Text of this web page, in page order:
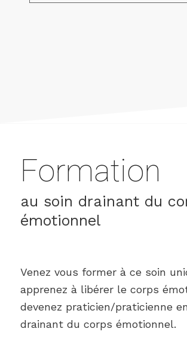
Formation
au soin drainant du
émotionnel
Venez vous former à ce soin
apprenez à libérer le corps
devenez praticien/praticienne
drainant du corps émotionnel.